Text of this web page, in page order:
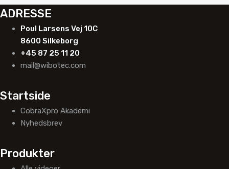
ADRESSE
Poul Larsens Vej 10C
8600 Silkeborg
+45 87 25 11 20
mail@wibotec.com
Startside
CobraXpro Akademi
Nyhedsbrev
Produkter